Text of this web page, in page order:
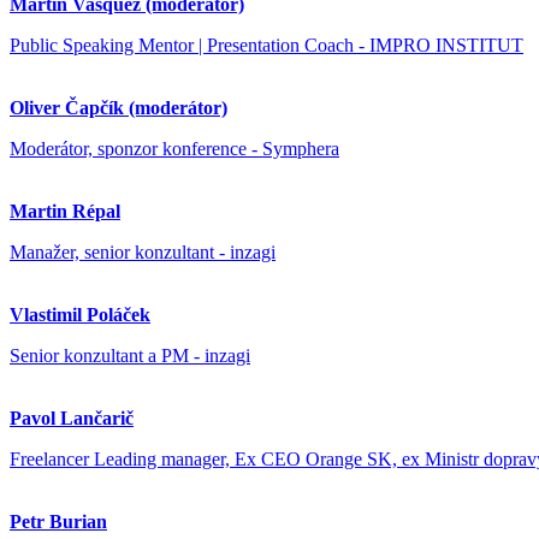
Public Speaking Mentor | Presentation Coach - IMPRO INSTITUT
Oliver Čapčík (moderátor)
Moderátor, sponzor konference - Symphera
Martin Répal
Manažer, senior konzultant - inzagi
Vlastimil Poláček
Senior konzultant a PM - inzagi
Pavol Lančarič
Freelancer Leading manager, Ex CEO Orange SK, ex Ministr
Petr Burian